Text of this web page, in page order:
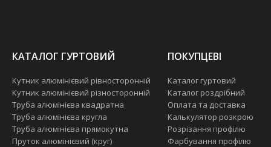
КАТАЛОГ ГУРТОВИЙ
Кутник алюмінієвий рівносторонній
Кутник алюмінієвий різносторонній
Труба алюмінієва квадратна
Труба алюмінієва кругла
Труба алюмінієва прямокутна
Пруток алюмінієвий (круг)
ПОКУПЦЕВІ
Каталог гуртовий
Каталог роздрібний
Оплата та доставка
Калькулятор розкрою
Розрізання профілю
Фарбування профілю